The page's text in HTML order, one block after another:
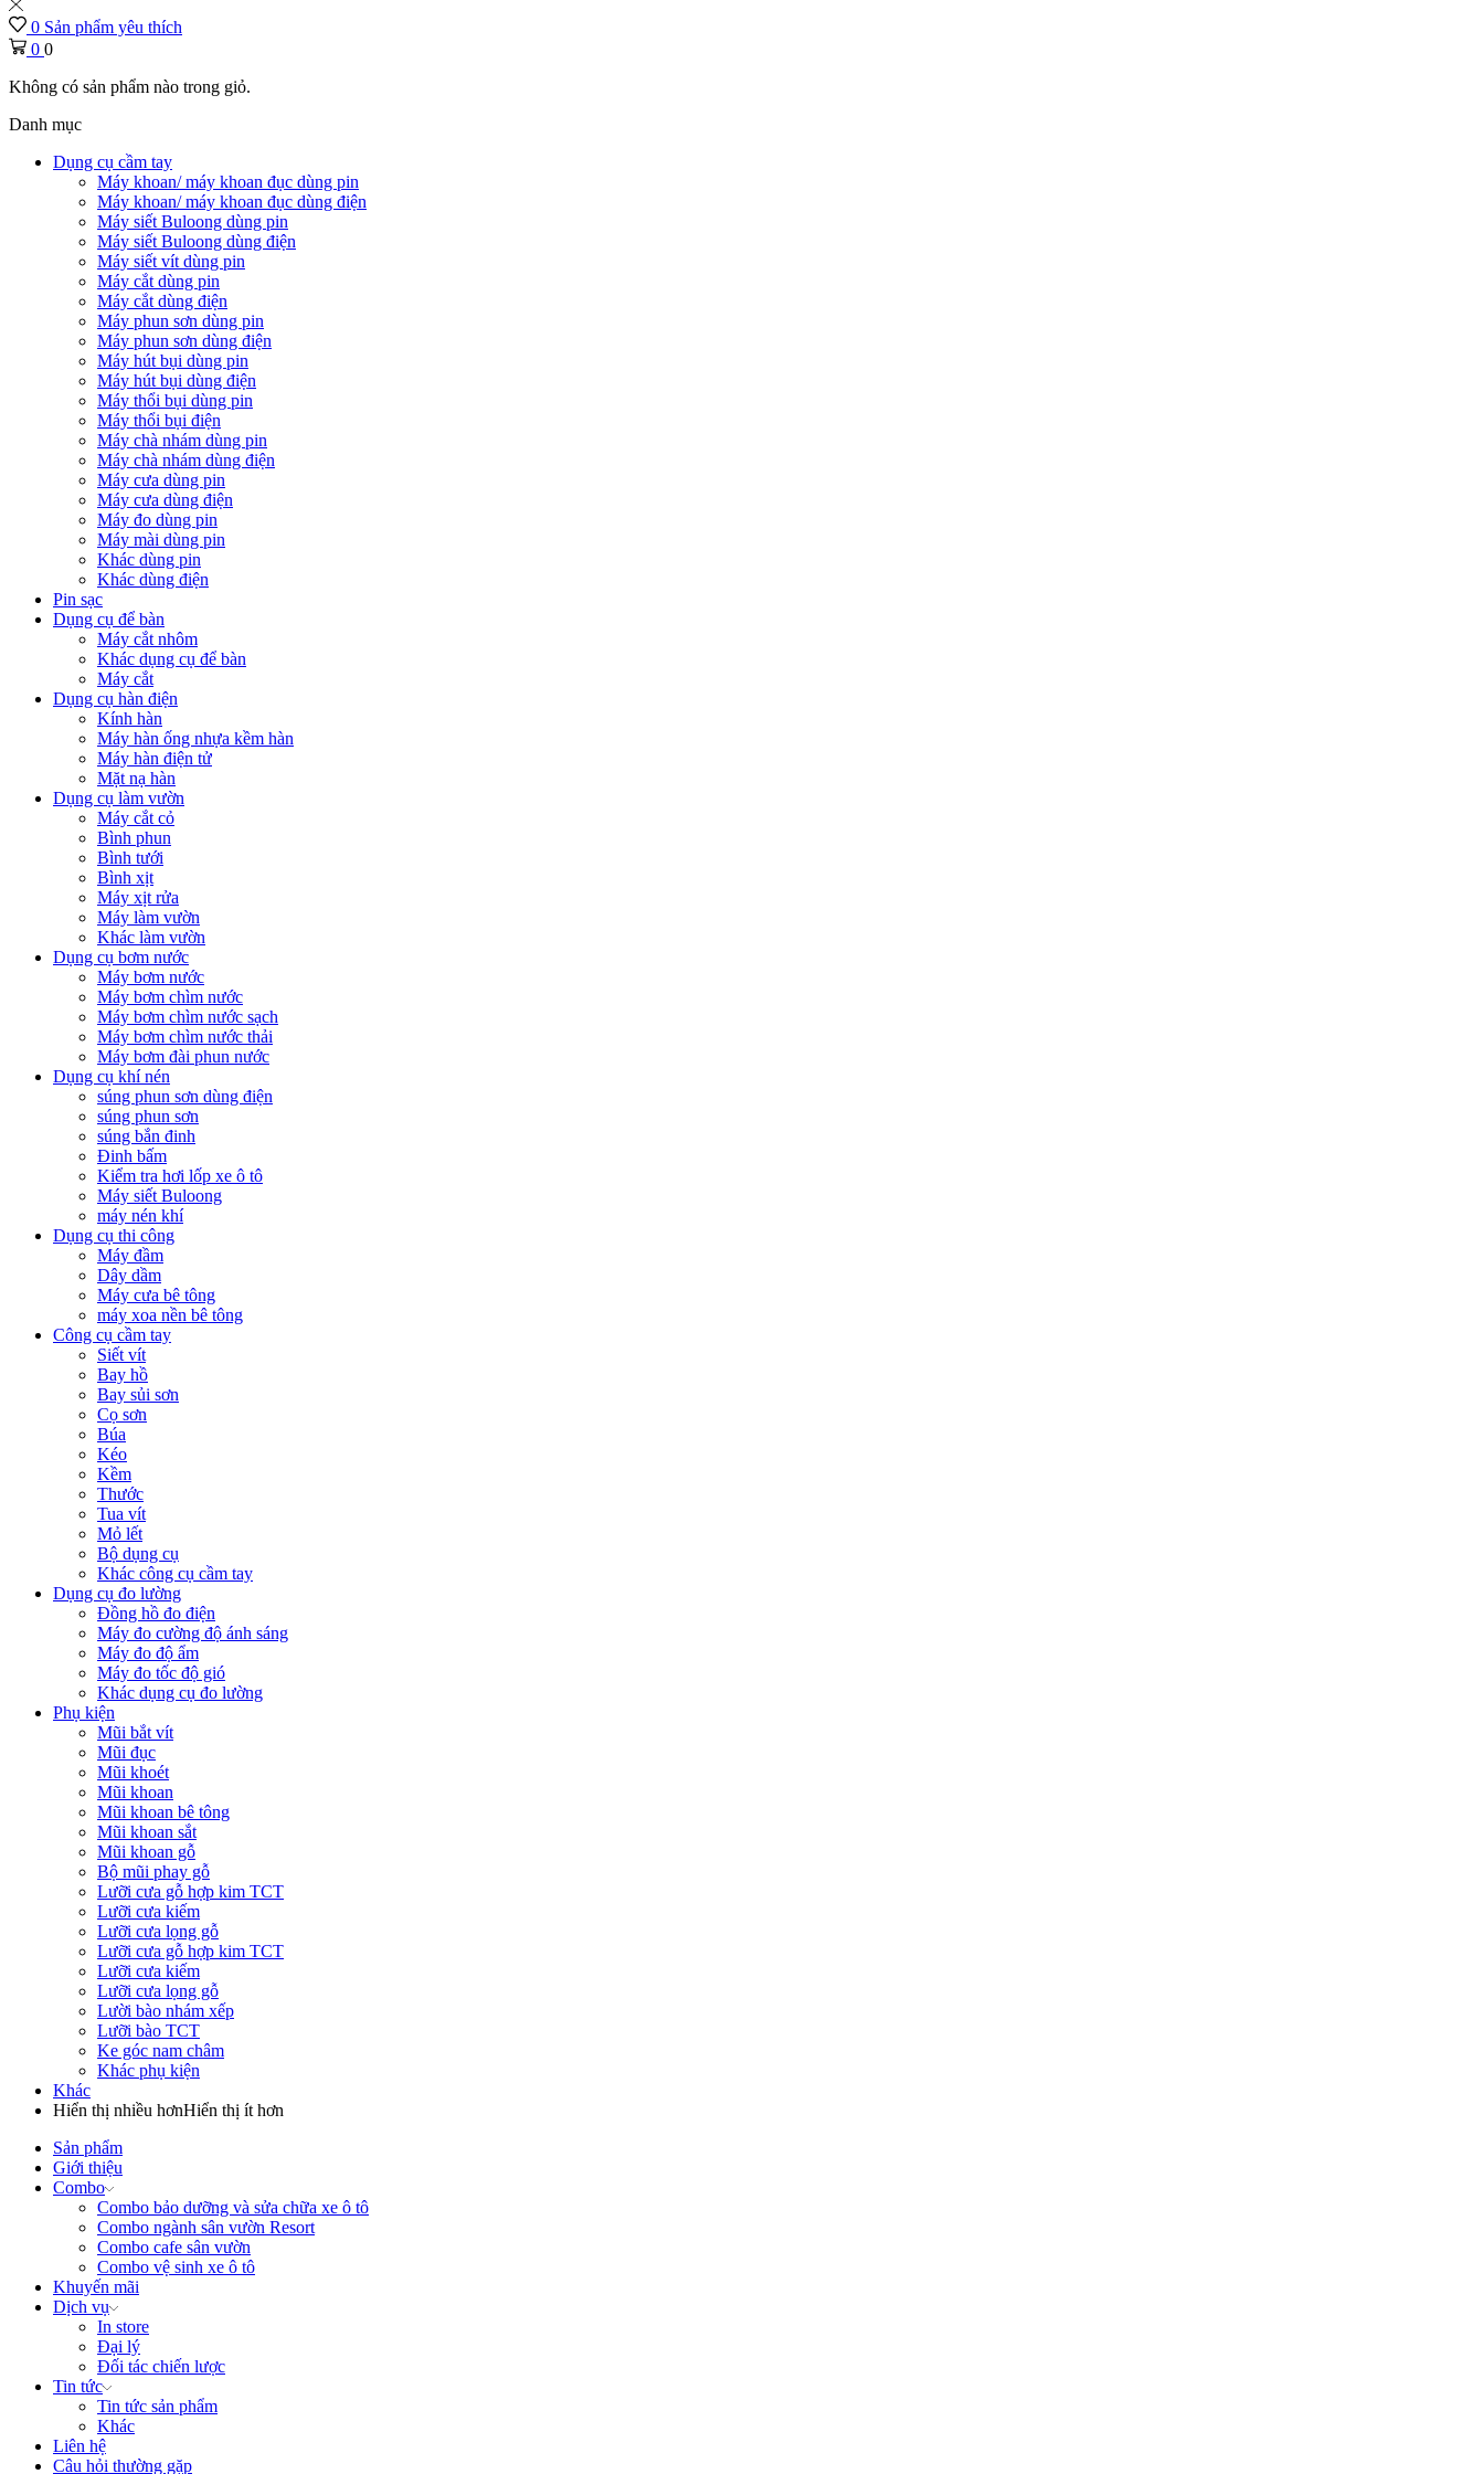
0 Sản phẩm yêu thích
0 0
Không có sản phẩm nào trong giỏ.
Danh mục
Dụng cụ cầm tay
Máy khoan/ máy khoan đục dùng pin
Máy khoan/ máy khoan đục dùng điện
Máy siết Buloong dùng pin
Máy siết Buloong dùng điện
Máy siết vít dùng pin
Máy cắt dùng pin
Máy cắt dùng điện
Máy phun sơn dùng pin
Máy phun sơn dùng điện
Máy hút bụi dùng pin
Máy hút bụi dùng điện
Máy thổi bụi dùng pin
Máy thổi bụi điện
Máy chà nhám dùng pin
Máy chà nhám dùng điện
Máy cưa dùng pin
Máy cưa dùng điện
Máy đo dùng pin
Máy mài dùng pin
Khác dùng pin
Khác dùng điện
Pin sạc
Dụng cụ để bàn
Máy cắt nhôm
Khác dụng cụ để bàn
Máy cắt
Dụng cụ hàn điện
Kính hàn
Máy hàn ống nhựa kềm hàn
Máy hàn điện tử
Mặt nạ hàn
Dụng cụ làm vườn
Máy cắt cỏ
Bình phun
Bình tưới
Bình xịt
Máy xịt rửa
Máy làm vườn
Khác làm vườn
Dụng cụ bơm nước
Máy bơm nước
Máy bơm chìm nước
Máy bơm chìm nước sạch
Máy bơm chìm nước thải
Máy bơm đài phun nước
Dụng cụ khí nén
súng phun sơn dùng điện
súng phun sơn
súng bắn đinh
Đinh bấm
Kiểm tra hơi lốp xe ô tô
Máy siết Buloong
máy nén khí
Dụng cụ thi công
Máy đầm
Dây dầm
Máy cưa bê tông
máy xoa nền bê tông
Công cụ cầm tay
Siết vít
Bay hồ
Bay sủi sơn
Cọ sơn
Búa
Kéo
Kềm
Thước
Tua vít
Mỏ lết
Bộ dụng cụ
Khác công cụ cầm tay
Dụng cụ đo lường
Đồng hồ đo điện
Máy đo cường độ ánh sáng
Máy đo độ ẩm
Máy đo tốc độ gió
Khác dụng cụ đo lường
Phụ kiện
Mũi bắt vít
Mũi đục
Mũi khoét
Mũi khoan
Mũi khoan bê tông
Mũi khoan sắt
Mũi khoan gỗ
Bộ mũi phay gỗ
Lưỡi cưa gỗ hợp kim TCT
Lưỡi cưa kiếm
Lưỡi cưa lọng gỗ
Lưỡi cưa gỗ hợp kim TCT
Lưỡi cưa kiếm
Lưỡi cưa lọng gỗ
Lười bào nhám xếp
Lưỡi bào TCT
Ke góc nam châm
Khác phụ kiện
Khác
Hiển thị nhiều hơnHiển thị ít hơn
Sản phẩm
Giới thiệu
Combo
Combo bảo dưỡng và sửa chữa xe ô tô
Combo ngành sân vườn Resort
Combo cafe sân vườn
Combo vệ sinh xe ô tô
Khuyến mãi
Dịch vụ
In store
Đại lý
Đối tác chiến lược
Tin tức
Tin tức sản phẩm
Khác
Liên hệ
Câu hỏi thường gặp